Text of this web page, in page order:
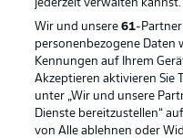
Rechtliche Hinweise
jederzeit verwalten kannst.
Wir und unsere61-
personenbezogene Daten
Kennungen auf Ihrem
Akzeptieren aktivieren Sie
unter „Wir und unsere
Dienste bereitzustellen“
von Alle ablehnen oder